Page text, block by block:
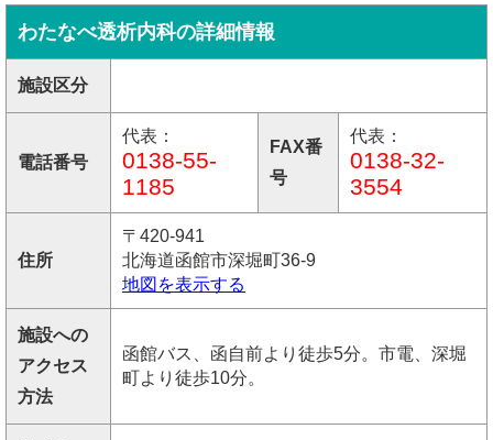
わたなべ透析内科の詳細情報
施設区分
電話番号
代表：
0138-55-
1185
FAX番
号
代表：
0138-32-
3554
住所
〒420-941
北海道函館市深堀町36-9
地図を表示する
施設への
アクセス
方法
函館バス、函自前より徒歩5分。市電、深堀
町より徒歩10分。